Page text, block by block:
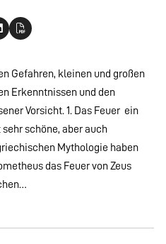
Gefahren, kleinen und großen
Erkenntnissen und den
Vorsicht. 1. Das Feuer  ein
schöne, aber auch
Mythologie haben
das Feuer von Zeus